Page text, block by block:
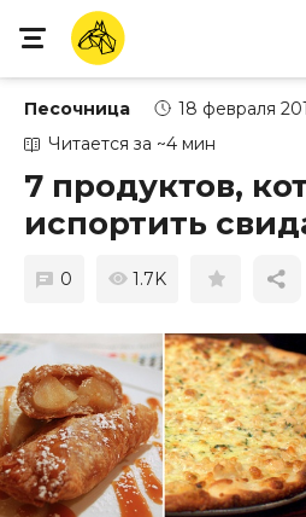
Песочница
18 февраля
Читается за ~4 мин
7 продуктов,
испортить
0 1.7K